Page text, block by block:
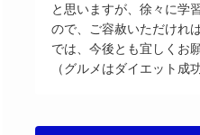
と思いますが、徐々に学
ので、ご容赦いただけれ
では、今後とも宜しくお
（グルメはダイエット成